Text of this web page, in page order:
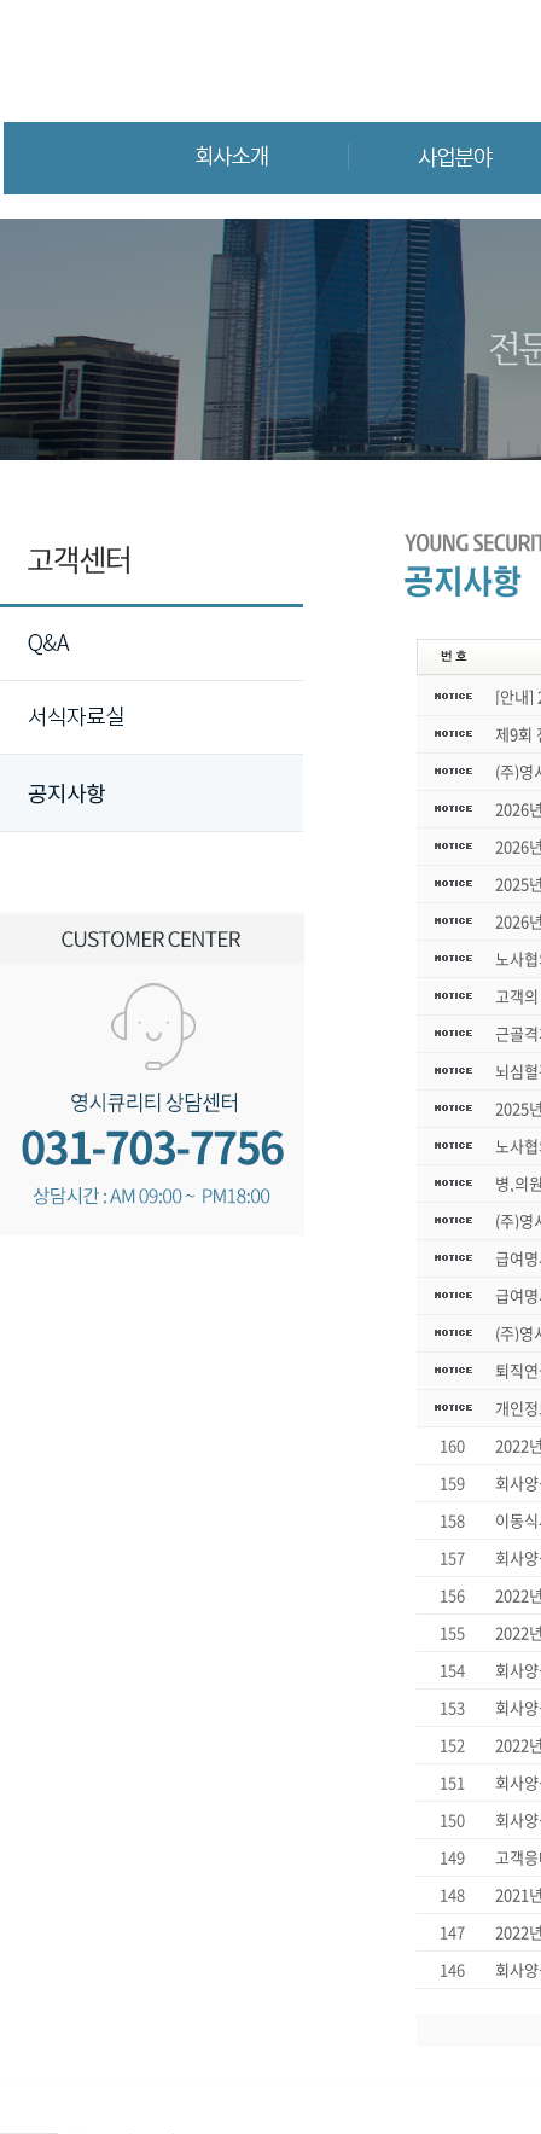
[안내]
제9회
(주)영
2026
2026
2025
2026
노사
고객
근골
뇌심
2025
노사
병,의
(주)영
급여
급여
(주)영
퇴직
개인
160
2022
159
회사
158
이동
157
회사
156
2022
155
2022
154
회사
153
회사
152
2022
151
회사
150
회사
149
고객
148
2021
147
2022
146
회사